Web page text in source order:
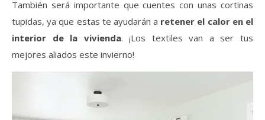
También será importante que cuentes con unas cortinas
tupidas, ya que estas te ayudarán a retener el calor en el
interior de la vivienda. ¡Los textiles van a ser tus
mejores aliados este invierno!